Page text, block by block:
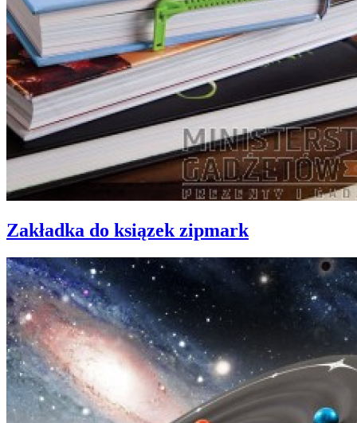
Zakładka do ksiązek zipmark